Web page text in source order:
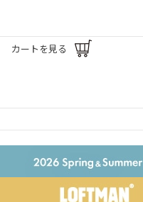
カートを見る